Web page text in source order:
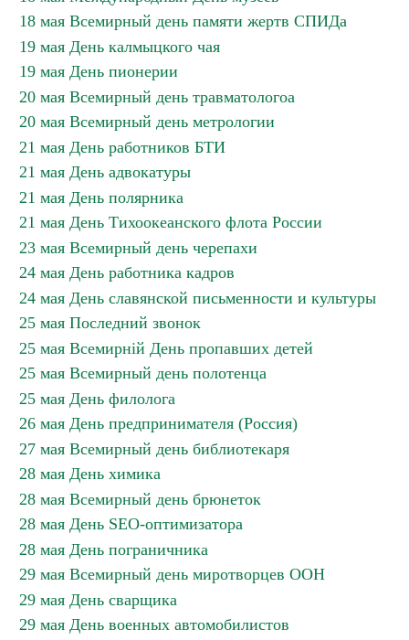
18 мая Всемирный день памяти жертв СПИДа
19 мая День калмыцкого чая
19 мая День пионерии
20 мая Всемирный день травматологоа
20 мая Всемирный день метрологии
21 мая День работников БТИ
21 мая День адвокатуры
21 мая День полярника
21 мая День Тихоокеанского флота России
23 мая Всемирный день черепахи
24 мая День работника кадров
24 мая День славянской письменности и культуры
25 мая Последний звонок
25 мая Всемирній День пропавших детей
25 мая Всемирный день полотенца
25 мая День филолога
26 мая День предпринимателя (Россия)
27 мая Всемирный день библиотекаря
28 мая День химика
28 мая Всемирный день брюнеток
28 мая День SEO-оптимизатора
28 мая День пограничника
29 мая Всемирный день миротворцев ООН
29 мая День сварщика
29 мая День военных автомобилистов